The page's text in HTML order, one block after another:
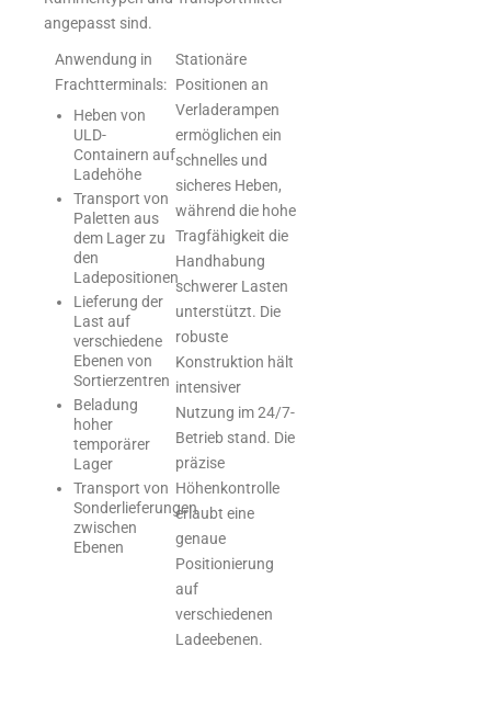
angepasst sind.
Anwendung in
Frachtterminals:
Heben von
ULD-
Containern auf
Ladehöhe
Transport von
Paletten aus
dem Lager zu
den
Ladepositionen
Lieferung der
Last auf
verschiedene
Ebenen von
Sortierzentren
Beladung
hoher
temporärer
Lager
Transport von
Sonderlieferungen
zwischen
Ebenen
Stationäre
Positionen an
Verladerampen
ermöglichen ein
schnelles und
sicheres Heben,
während die hohe
Tragfähigkeit die
Handhabung
schwerer Lasten
unterstützt. Die
robuste
Konstruktion hält
intensiver
Nutzung im 24/7-
Betrieb stand. Die
präzise
Höhenkontrolle
erlaubt eine
genaue
Positionierung
auf
verschiedenen
Ladeebenen.